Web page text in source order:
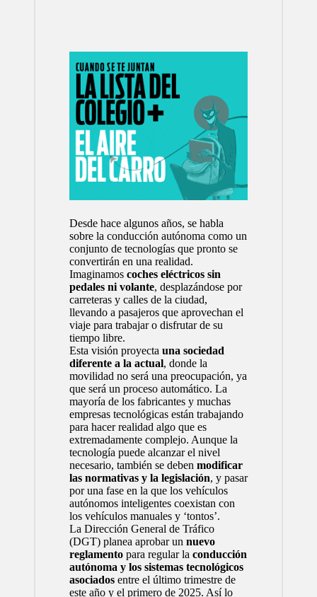
Desde hace algunos años, se habla
sobre la conducción autónoma como un
conjunto de tecnologías que pronto se
convertirán en una realidad.
Imaginamos coches eléctricos sin
pedales ni volante, desplazándose por
carreteras y calles de la ciudad,
llevando a pasajeros que aprovechan el
viaje para trabajar o disfrutar de su
tiempo libre.
Esta visión proyecta una sociedad
diferente a la actual, donde la
movilidad no será una preocupación, ya
que será un proceso automático. La
mayoría de los fabricantes y muchas
empresas tecnológicas están trabajando
para hacer realidad algo que es
extremadamente complejo. Aunque la
tecnología puede alcanzar el nivel
necesario, también se deben modificar
las normativas y la legislación, y pasar
por una fase en la que los vehículos
autónomos inteligentes coexistan con
los vehículos manuales y ‘tontos’.
La Dirección General de Tráfico
(DGT) planea aprobar un nuevo
reglamentopara regular la conducción
autónoma y los sistemas tecnológicos
asociadosentre el último trimestre de
este año y el primero de 2025. Así lo